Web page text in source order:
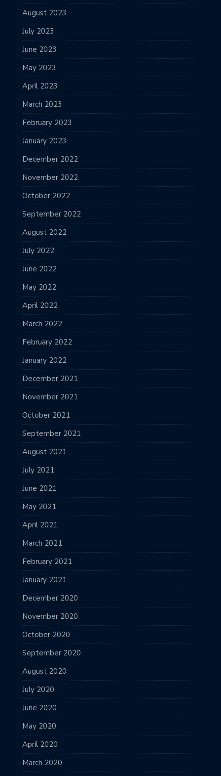
August 2023
July 2023
June 2023
May 2023
April 2023
March 2023
February 2023
January 2023
December 2022
November 2022
October 2022
September 2022
August 2022
July 2022
June 2022
May 2022
April 2022
March 2022
February 2022
January 2022
December 2021
November 2021
October 2021
September 2021
August 2021
July 2021
June 2021
May 2021
April 2021
March 2021
February 2021
January 2021
December 2020
November 2020
October 2020
September 2020
August 2020
July 2020
June 2020
May 2020
April 2020
March 2020